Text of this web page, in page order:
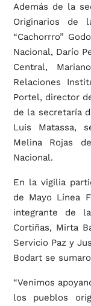
Además de la
Originarios de
“Cachorrro”
Nacional, Darío
Central,
Relaciones
Portel, director
de la secretaría
Luis Matassa,
Melina Rojas
Nacional.
En la vigilia
de Mayo Línea
integrante de
Cortiñas, Mirta
Servicio Paz y
Bodart se
“Venimos
los pueblos